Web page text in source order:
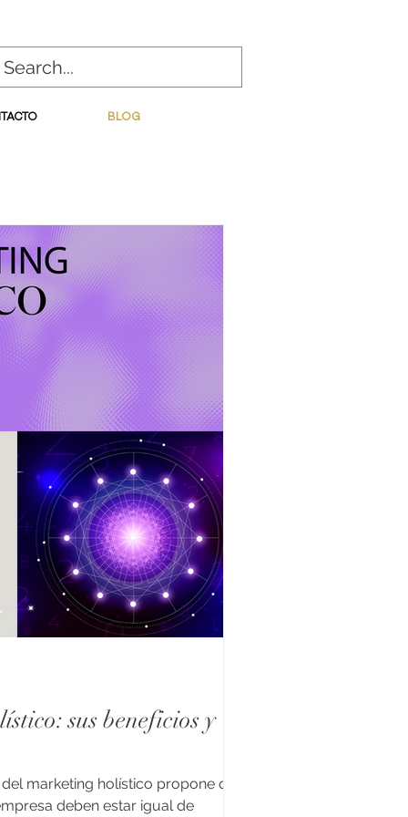
BLOG
sus beneficios y
marketing holístico propone que
deben estar igual de